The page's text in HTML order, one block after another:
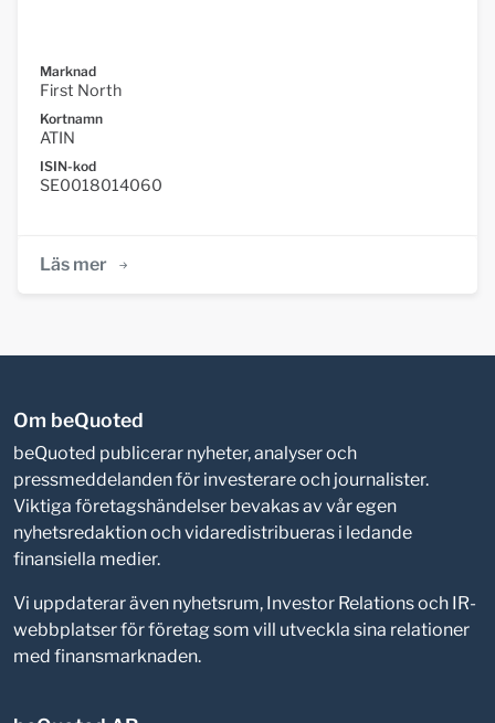
Marknad
First North
Kortnamn
ATIN
ISIN-kod
SE0018014060
Läs mer
Om beQuoted
beQuoted publicerar nyheter, analyser och
pressmeddelanden för investerare och journalister.
Viktiga företagshändelser bevakas av vår egen
nyhetsredaktion och vidaredistribueras i ledande
finansiella medier.
Vi uppdaterar även nyhetsrum, Investor Relations och IR-
webbplatser för företag som vill utveckla sina relationer
med finansmarknaden.